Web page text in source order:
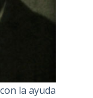
la ayuda